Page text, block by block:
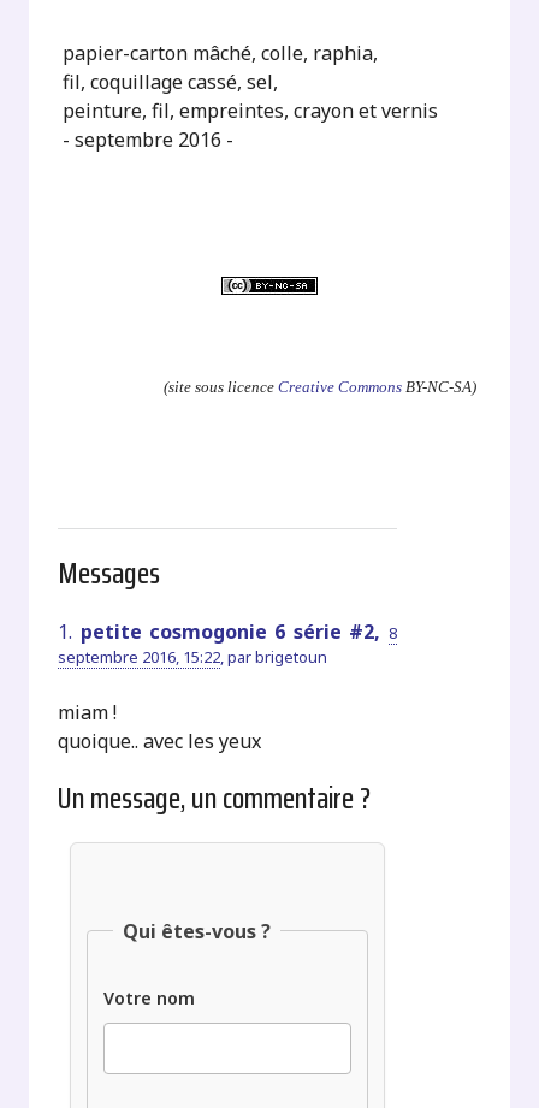
papier-carton mâché, colle, raphia,
fil, coquillage cassé, sel,
peinture, fil, empreintes, crayon et vernis
- septembre 2016 -
(site sous licence Creative CommonsBY-NC-SA)
Messages
1. petite cosmogonie 6 série #2, 8
septembre 2016, 15:22,parbrigetoun
miam !
quoique.. avec les yeux
Un message, un commentaire ?
Qui êtes-vous ?
Votre nom